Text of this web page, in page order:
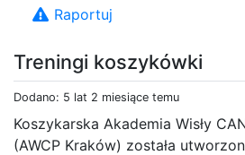
Treningi koszykówki
Dodano: 5 lat 2 miesiące temu
Koszykarska Akademia Wisły
(AWCP Kraków) została
Raportuj